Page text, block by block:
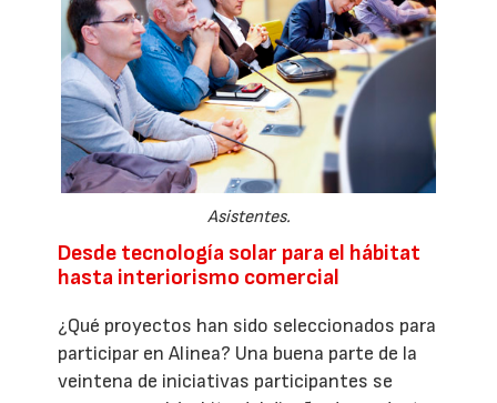
Asistentes.
Desde tecnología solar para el hábitat
hasta interiorismo comercial
¿Qué proyectos han sido seleccionados para
participar en Alinea? Una buena parte de la
veintena de iniciativas participantes se